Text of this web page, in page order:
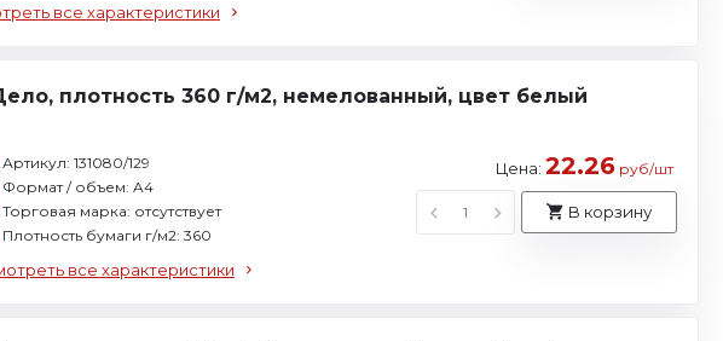
все характеристики
плотность 360 г/м2, немелованный, цвет белый
Артикул: 131080/129
Формат / объем: A4
Торговая марка: отсутствует
Плотность бумаги г/м2: 360
все характеристики
Цена: 22.26 руб/шт
В корзину